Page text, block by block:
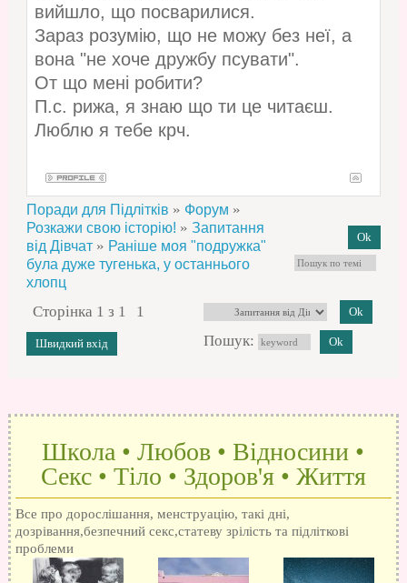
вийшло, що посварилися.
Зараз розумію, що не можу без неї, а
вона "не хоче дружбу псувати".
От що мені робити?
П.с. рижа, я знаю що ти це читаєш.
Люблю я тебе крч.
Поради для Підлітків » Форум »
Розкажи свою історію! » Запитання
від Дівчат » Раніше моя "подружка"
була дуже тугенька, у останнього
хлопц
Сторінка 1 з 1
1
Пошук:
Школа • Любов • Відносини •
Секс • Тіло • Здоров'я • Життя
Все про дорослішання, менструацію, такі дні,
дозрівання,безпечний секс,статеву зрілість та підліткові
проблеми